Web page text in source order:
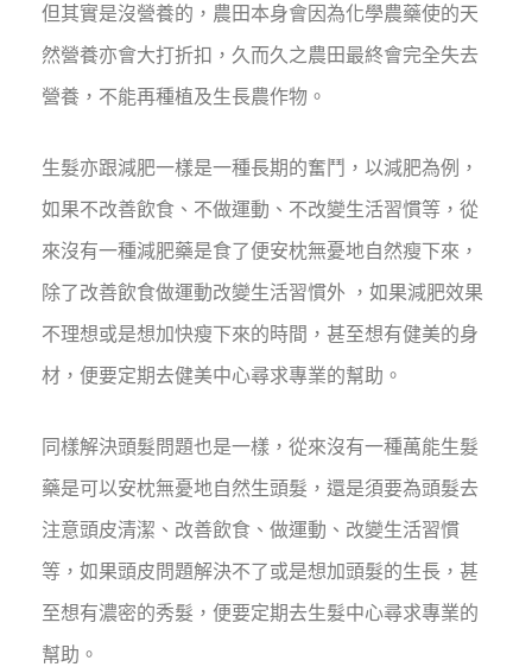
但其實是沒營養的，農田本身會因為化學農藥使的天
然營養亦會大打折扣，久而久之農田最終會完全失去
營養，不能再種植及生長農作物。
生髮亦跟減肥一樣是一種長期的奮鬥，以減肥為例，
如果不改善飲食、不做運動、不改變生活習慣等，從
來沒有一種減肥藥是食了便安枕無憂地自然瘦下來，
除了改善飲食做運動改變生活習慣外 ，如果減肥效果
不理想或是想加快瘦下來的時間，甚至想有健美的身
材，便要定期去健美中心尋求專業的幫助。
同樣解決頭髮問題也是一樣，從來沒有一種萬能生髮
藥是可以安枕無憂地自然生頭髮，還是須要為頭髮去
注意頭皮清潔、改善飲食、做運動、改變生活習慣
等，如果頭皮問題解決不了或是想加頭髮的生長，甚
至想有濃密的秀髮，便要定期去生髮中心尋求專業的
幫助。